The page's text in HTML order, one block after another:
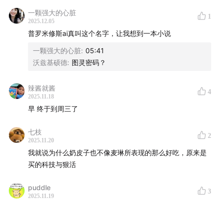
一颗强大的心脏
2025.12.05
1
普罗米修斯ai真叫这个名字，让我想到一本小说
一颗强大的心脏: 05:41
沃兹基硕德: 图灵密码？
辣酱就酱
2025.11.18
4
早 终于到周三了
七枝
2025.11.20
2
我就说为什么奶皮子也不像麦琳所表现的那么好吃，原来是
买的科技与狠活
puddle
2025.11.19
3